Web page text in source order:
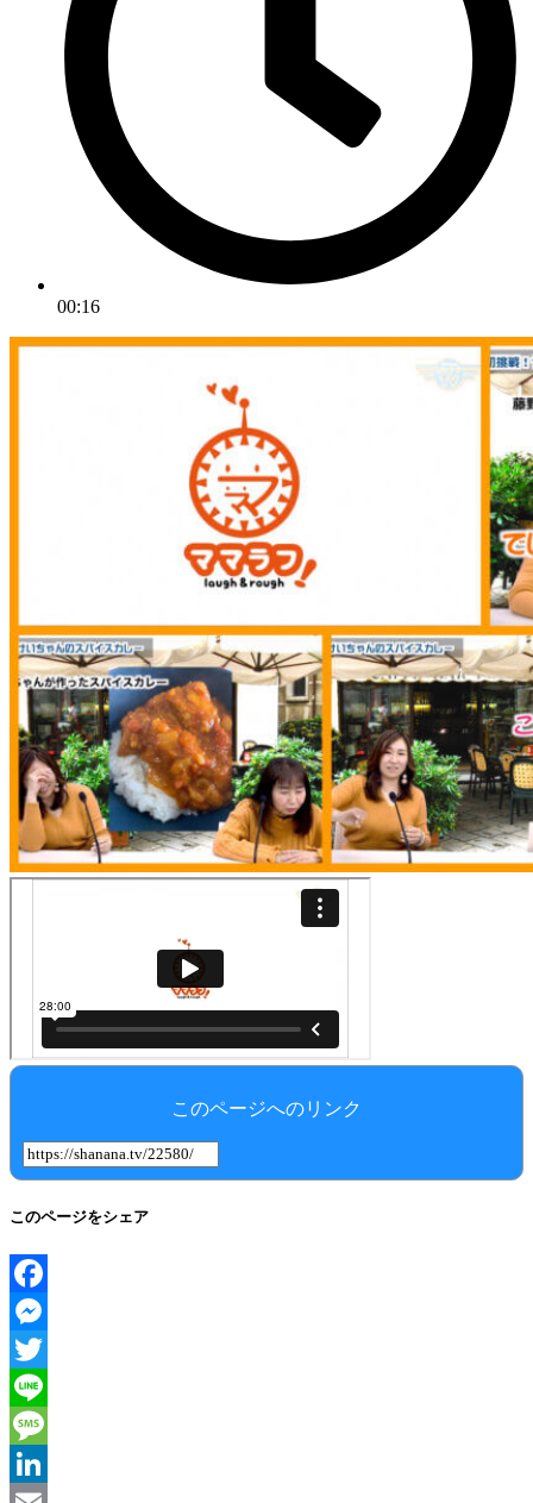
00:16
このページへのリンク
このページをシェア
Facebook
Messenger
Twitter
Line
Message